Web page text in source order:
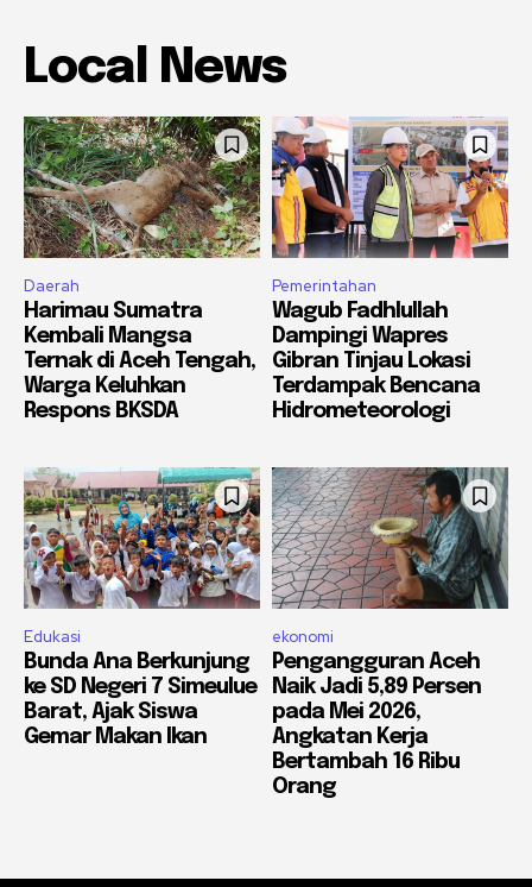
Local News
Daerah
Harimau Sumatra
Kembali Mangsa
Ternak di Aceh Tengah,
Warga Keluhkan
Respons BKSDA
Pemerintahan
Wagub Fadhlullah
Dampingi Wapres
Gibran Tinjau Lokasi
Terdampak Bencana
Hidrometeorologi
Edukasi
Bunda Ana Berkunjung
ke SD Negeri 7 Simeulue
Barat, Ajak Siswa
Gemar Makan Ikan
ekonomi
Pengangguran Aceh
Naik Jadi 5,89 Persen
pada Mei 2026,
Angkatan Kerja
Bertambah 16 Ribu
Orang